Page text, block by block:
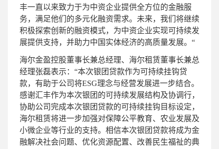
丰一直以来致力于为中资企业提供全方位的金融服
务，满足他们的多元化融资需求。未来，我们将继续
积极探索创新的融资模式，为中资企业实现可持续发
展提供支持，并助力中国实体经济的高质量发展。“
海尔金盈控股董事长兼总经理、海尔租赁董事长兼总
经理张磊表示：“本次银团贷款作为可持续挂钩贷
款，有助于公司将ESG理念与经营发展进一步结合。
感谢汇丰作为本次银团的可持续发展结构及协调行，
协助公司完成本次银团贷款的可持续挂钩目标设定，
海尔租赁将进一步加强对保障公平教育、农业发展及
小微企业等行业的支持。相信本次银团贷款将成为金
融解决社会问题、优化资源配置、改善民生福祉的典